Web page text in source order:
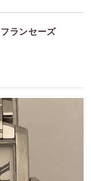
ランセーズ